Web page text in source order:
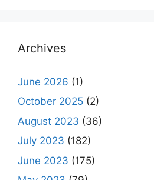
Archives
June 2026 (1)
October 2025 (2)
August 2023 (36)
July 2023 (182)
June 2023 (175)